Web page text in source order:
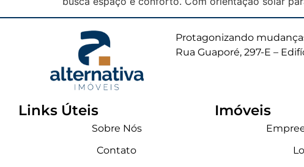
Protagonizando
Rua Guaporé, 297-E –
Links Úteis
Sobre Nós
Contato
Imóveis